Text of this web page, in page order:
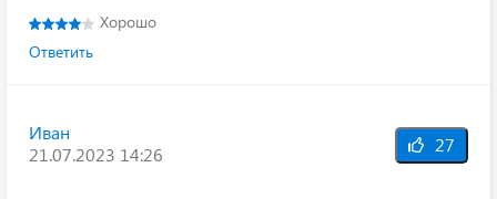
Хорошо
Ответить
Иван
21.07.2023 14:26
27